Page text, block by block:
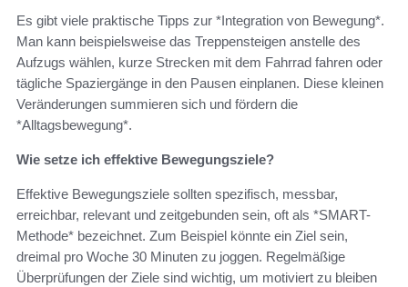
Es gibt viele praktische Tipps zur *Integration von Bewegung*.
Man kann beispielsweise das Treppensteigen anstelle des
Aufzugs wählen, kurze Strecken mit dem Fahrrad fahren oder
tägliche Spaziergänge in den Pausen einplanen. Diese kleinen
Veränderungen summieren sich und fördern die
*Alltagsbewegung*.
Wie setze ich effektive Bewegungsziele?
Effektive Bewegungsziele sollten spezifisch, messbar,
erreichbar, relevant und zeitgebunden sein, oft als *SMART-
Methode* bezeichnet. Zum Beispiel könnte ein Ziel sein,
dreimal pro Woche 30 Minuten zu joggen. Regelmäßige
Überprüfungen der Ziele sind wichtig, um motiviert zu bleiben